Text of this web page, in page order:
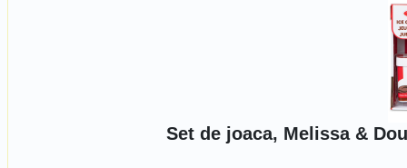
Set de joaca, Melissa &